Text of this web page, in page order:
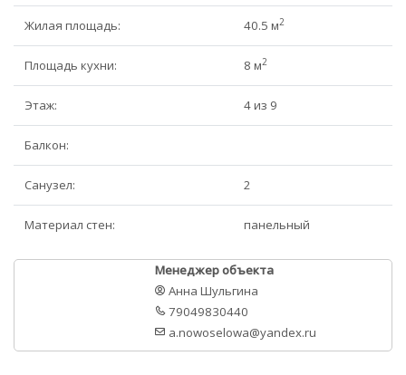
Жилая площадь: 40.5 м2
Площадь кухни: 8 м2
Этаж: 4 из 9
Балкон:
Санузел: 2
Материал стен: панельный
Менеджер объекта
Анна Шульгина
79049830440
a.nowoselowa@yandex.ru